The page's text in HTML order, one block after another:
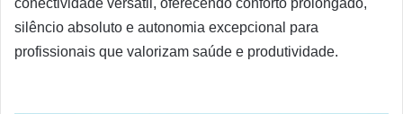
conectividade versátil, oferecendo conforto prolongado,
silêncio absoluto e autonomia excepcional para
profissionais que valorizam saúde e produtividade.